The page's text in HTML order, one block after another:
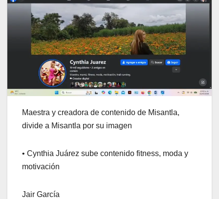
Maestra y creadora de contenido de Misantla,
divide a Misantla por su imagen
• Cynthia Juárez sube contenido fitness, moda y
motivación
Jair García